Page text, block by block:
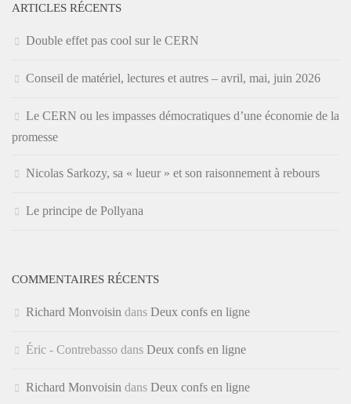
ARTICLES RÉCENTS
Double effet pas cool sur le CERN
Conseil de matériel, lectures et autres – avril, mai, juin 2026
Le CERN ou les impasses démocratiques d’une économie de la
promesse
Nicolas Sarkozy, sa « lueur » et son raisonnement à rebours
Le principe de Pollyana
COMMENTAIRES RÉCENTS
Richard Monvoisin dans Deux confs en ligne
Éric - Contrebasso dans Deux confs en ligne
Richard Monvoisin dans Deux confs en ligne